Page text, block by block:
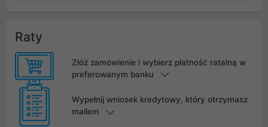
Raty
Złóż zamówienie i wybierz płatność ratalną w
preferowanym banku
Wypełnij wniosek kredytowy, który otrzymasz
mailem